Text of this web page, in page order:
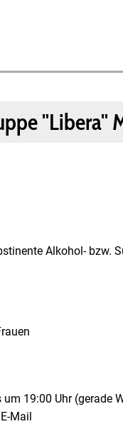
"Libera"
Alkohol- bzw.
19:00 Uhr (gerade
Mail